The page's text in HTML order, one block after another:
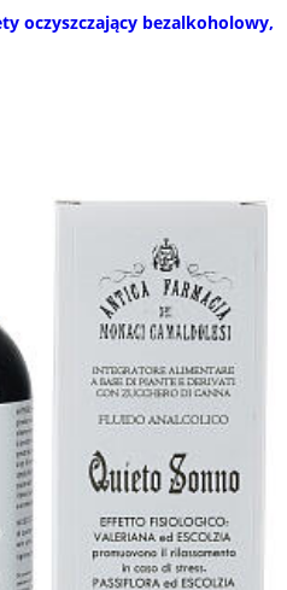
oczyszczający bezalkoholowy,